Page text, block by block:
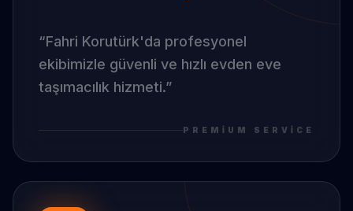
“Fahri Korutürk'da profesyonel
ekibimizle güvenli ve hızlı evden eve
taşımacılık hizmeti.”
PREMIUM SERVICE